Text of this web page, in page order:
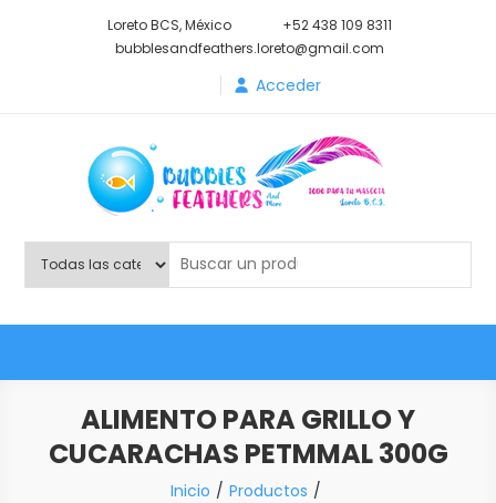
Loreto BCS, México
+52 438 109 8311
bubblesandfeathers.loreto@gmail.com
Acceder
Shop Bubbles Feathers And
More
ALIMENTO PARA GRILLO Y
CUCARACHAS PETMMAL 300G
Inicio
Productos